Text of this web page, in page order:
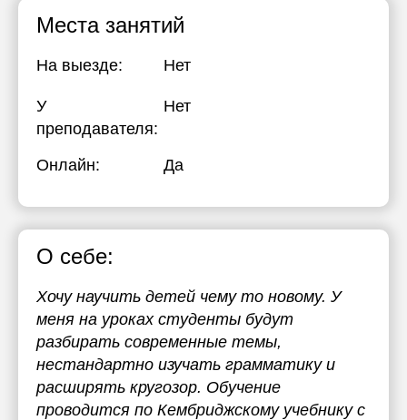
Места занятий
На выезде: Нет
У
преподавателя:
Нет
Онлайн: Да
О себе:
Хочу научить детей чему то новому. У
меня на уроках студенты будут
разбирать современные темы,
нестандартно изучать грамматику и
расширять кругозор. Обучение
проводится по Кембриджскому учебнику с